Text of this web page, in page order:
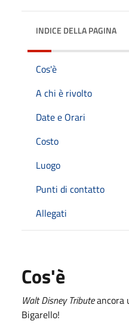
INDICE DELLA PAGINA
Cos'è
A chi è rivolto
Date e Orari
Costo
Luogo
Punti di contatto
Allegati
Cos'è
Walt Disney Tributeancora
Bigarello!